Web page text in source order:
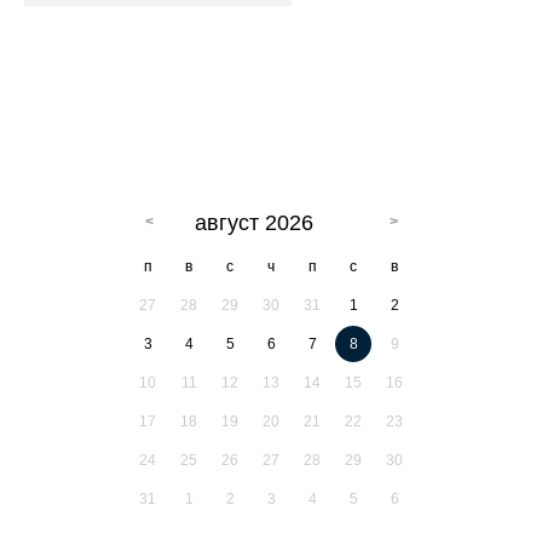
август 2026
п в с ч п с в
27 28 29 30 31 1 2
3 4 5 6 7 8 9
10 11 12 13 14 15 16
17 18 19 20 21 22 23
24 25 26 27 28 29 30
31 1 2 3 4 5 6